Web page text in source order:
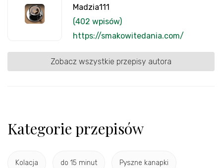
Madzia111
(402 wpisów)
https://smakowitedania.com/
Zobacz wszystkie przepisy autora
Kategorie przepisów
Kolacja do 15 minut Pyszne kanapki